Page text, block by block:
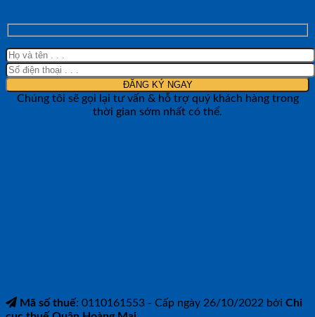
Chúng tôi sẽ gọi lại tư vấn & hỗ trợ quý khách hàng trong
thời gian sớm nhất có thể.
Mã số thuế: 0110161553 - Cấp ngày 26/10/2022 bởi Chi